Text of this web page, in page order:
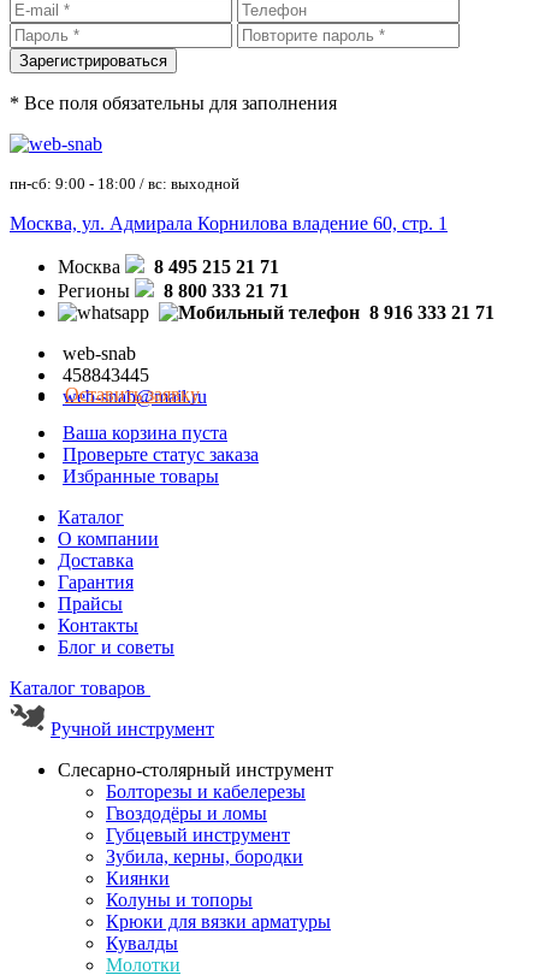
* Все поля обязательны для заполнения
пн-сб: 9:00 - 18:00 / вс: выходной
Москва, ул. Адмирала Корнилова владение 60, стр. 1
Москва
8 495 215 21 71
Регионы
8 800 333 21 71
8 916 333 21 71
web-snab
458843445
web-snab@mail.ru
Оставить заявку
Ваша корзина пуста
Проверьте статус заказа
Избранные товары
Каталог
О компании
Доставка
Гарантия
Прайсы
Контакты
Блог и советы
Каталог товаров
Ручной инструмент
Слесарно-столярный инструмент
Болторезы и кабелерезы
Гвоздодёры и ломы
Губцевый инструмент
Зубила, керны, бородки
Киянки
Колуны и топоры
Крюки для вязки арматуры
Кувалды
Молотки